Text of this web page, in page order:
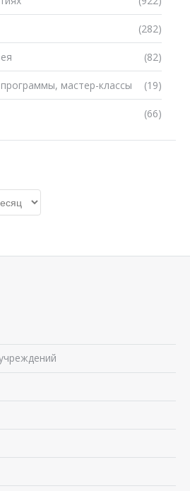
(282)
(82)
(19)
мастер-классы
(66)